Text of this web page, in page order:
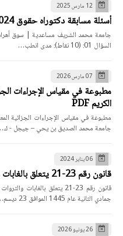
12 مارس 2025
أسئلة مسابقة دكتوراه حقوق 2024-2025
جامعة محمد الشريف مساعدية | سوق أهراس
السؤال 01: (10 نقاط): مدى انطب…
07 مارس 2026
مطبوعة في مقياس الإجراءات
الكريم PDF
جامعة محمد الصديق بن يحي – جيجل -
06 يناير 2024
قانون رقم 23-21 يتعلق بالغابات والثروات الغابية PDF
جمادي الثانية عام 1445 الموافق 23 ديسم…
26 يونيو 2026